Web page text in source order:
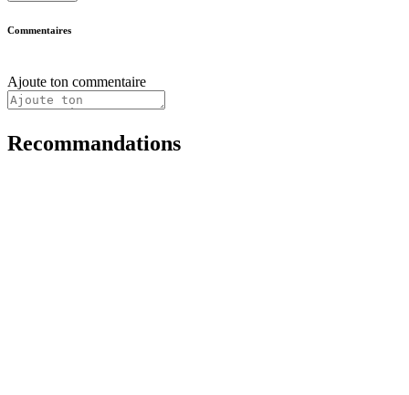
Commentaires
Ajoute ton commentaire
Recommandations